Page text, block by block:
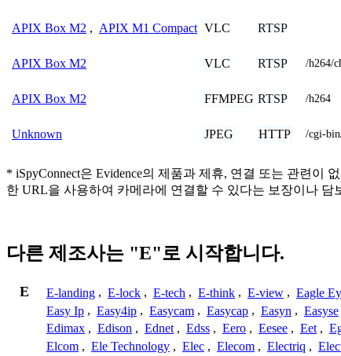
APIX Box M2 , APIX M1 Compact VLC RTSP
APIX Box M2 VLC RTSP /h264/
APIX Box M2 FFMPEG RTSP /h264
Unknown JPEG HTTP /cgi-
* iSpyConnect은 Evidence의 제품과 제휴, 연결 또는 관련
한 URL을 사용하여 카메라에 연결할 수 있다는 보장이나 담
다른 제조사는 "E"로 시작합니다.
E E-landing , E-lock , E-tech , E-think , E-view , Eagle
Easy Ip , Easy4ip , Easycam , Easycap , Easyn , Easyse
Edimax , Edison , Ednet , Edss , Eero , Eesee , Eet ,
Elcom , Ele Technology , Elec , Elecom , Electriq ,